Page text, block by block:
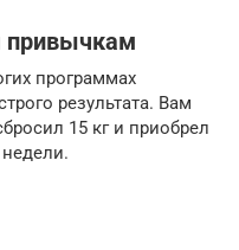
привычкам
программах
результата. Вам
15 кг и приобрел